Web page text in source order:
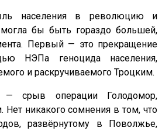
населения в революцию и
бы быть гораздо большей,
Первый — это прекращение
НЭПа геноцида населения,
и раскручиваемого Троцким.
срыв операции Голодомор,
Нет никакого сомнения в том, что
развёрнутому в Поволжье,